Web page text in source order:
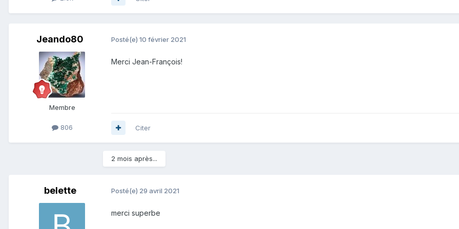
Jeando80
Membre
806
Posté(e) 10 février 2021
Merci Jean-François!
Citer
2 mois après...
belette Posté(e) 29 avril 2021
merci superbe